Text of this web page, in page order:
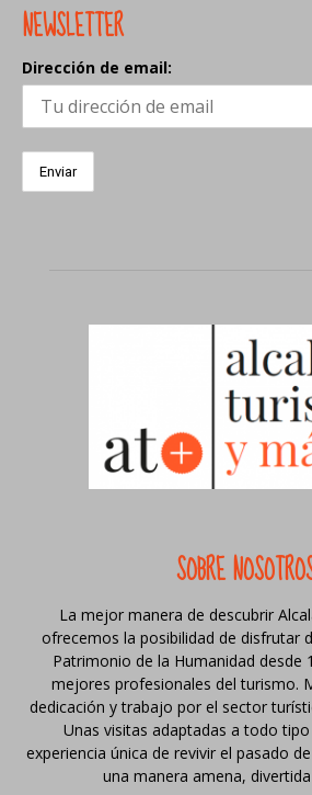
NEWSLETTER
Dirección de email:
SOBRE
La mejor manera de descubrir
ofrecemos la posibilidad de disfrutar
Patrimonio de la Humanidad desde
mejores profesionales del turismo.
dedicación y trabajo por el sector
Unas visitas adaptadas a todo
experiencia única de revivir el pasado
una manera amena,